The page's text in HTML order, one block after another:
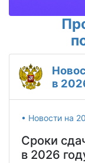
в
• Новости на
Сроки
в 2026